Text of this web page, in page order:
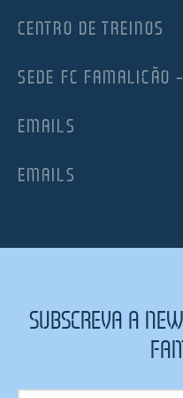
CENTRO DE TREINOS
SEDE FC FAMALICÃO
EMAILS
EMAILS
SUBSCREVA A